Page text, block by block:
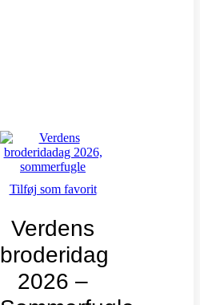
Tilføj som favorit
Verdens
broderidag
2026 –